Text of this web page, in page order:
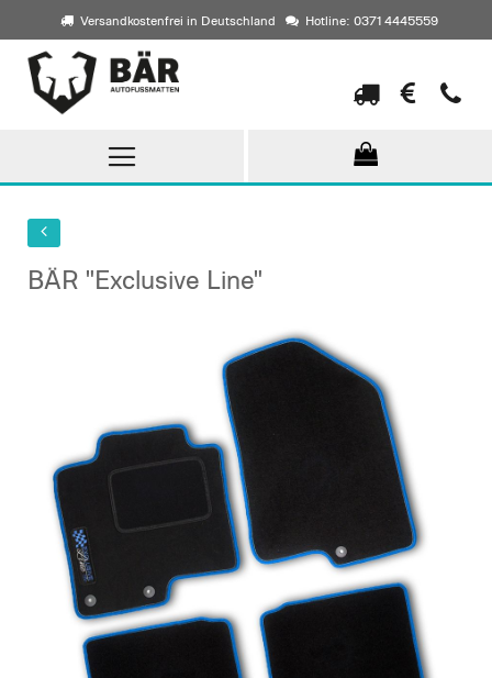
Versandkostenfrei in Deutschland Hotline: 0371 4445559
Direkt
zum
Inhalt
BÄR "Exclusive Line"
images
gallery